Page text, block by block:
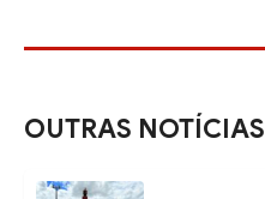
OUTRAS NOTÍCIAS